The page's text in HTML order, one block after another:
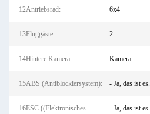
12Antriebsrad: 6x4
13Fluggäste: 2
14Hintere Kamera: Kamera
15ABS (Antiblockiersystem): - Ja, das ist es.
16ESC ((Elektronisches
- Ja, das ist es.